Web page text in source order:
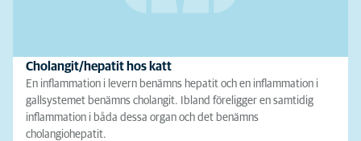
Cholangit/hepatit hos katt
En inflammation i levern benämns hepatit och en inflammation i
gallsystemet benämns cholangit. Ibland föreligger en samtidig
inflammation i båda dessa organ och det benämns
cholangiohepatit.